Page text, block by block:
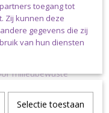
garens gebruik
manier wordt
Scheepjes Legacy
milieubewuste
toegang tot
Zij kunnen deze
gegevens die zij
van hun diensten
Selectie toestaan